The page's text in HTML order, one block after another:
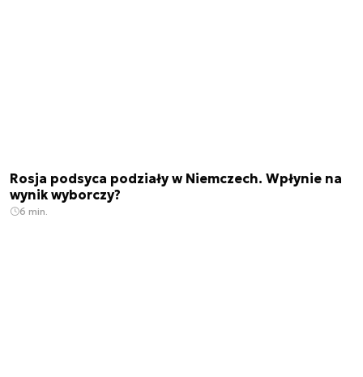
Rosja podsyca podziały w Niemczech. Wpłynie na
wynik wyborczy?
6 min.